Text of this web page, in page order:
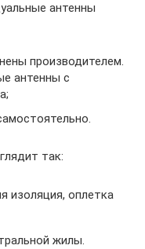
антенны
производителем.
антенны с
так:
изоляция, оплетка
жилы.